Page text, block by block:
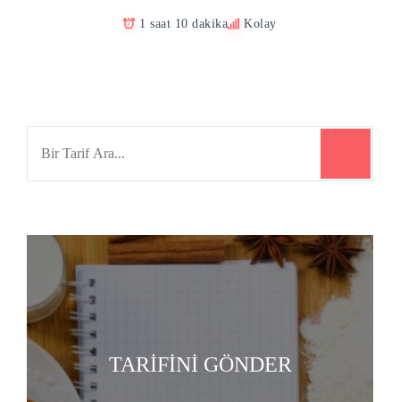
1 saat 10 dakika Kolay
TARİFİNİ GÖNDER